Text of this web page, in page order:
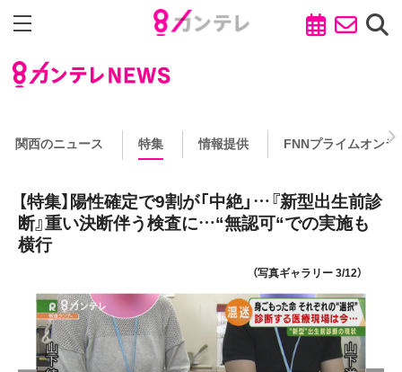
関西のニュース 特集 情報提供 FNNプライムオンラ
【特集】陽性確定で9割が「中絶」…『新型出生前診
断』重い決断伴う検査に…“無認可“での実施も
横行
（写真ギャラリー 3/12）